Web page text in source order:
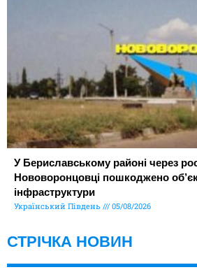
У Бериславському районі через
Нововоронцовці пошкоджено
інфраструктури
Український Південь 05/08/2026
СТРІЧКА НОВИН